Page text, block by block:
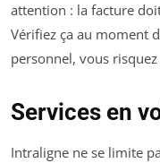
attention : la facture
Vérifiez ça au moment
personnel, vous
Services en
Intraligne ne se limite